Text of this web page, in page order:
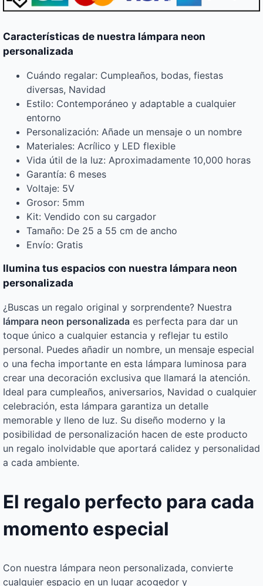
Características de nuestra lámpara neon
personalizada
Cuándo regalar: Cumpleaños, bodas, fiestas
diversas, Navidad
Estilo: Contemporáneo y adaptable a cualquier
entorno
Personalización: Añade un mensaje o un nombre
Materiales: Acrílico y LED flexible
Vida útil de la luz: Aproximadamente 10,000 horas
Garantía: 6 meses
Voltaje: 5V
Grosor: 5mm
Kit: Vendido con su cargador
Tamaño: De 25 a 55 cm de ancho
Envío: Gratis
Ilumina tus espacios con nuestra lámpara neon
personalizada
¿Buscas un regalo original y sorprendente? Nuestra
lámpara neon personalizada es perfecta para dar un
toque único a cualquier estancia y reflejar tu estilo
personal. Puedes añadir un nombre, un mensaje especial
o una fecha importante en esta lámpara luminosa para
crear una decoración exclusiva que llamará la atención.
Ideal para cumpleaños, aniversarios, Navidad o cualquier
celebración, esta lámpara garantiza un detalle
memorable y lleno de luz. Su diseño moderno y la
posibilidad de personalización hacen de este producto
un regalo inolvidable que aportará calidez y personalidad
a cada ambiente.
El regalo perfecto para cada
momento especial
Con nuestra lámpara neon personalizada, convierte
cualquier espacio en un lugar acogedor y